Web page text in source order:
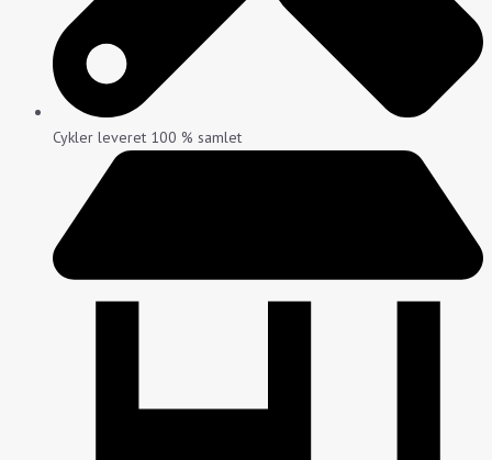
Cykler leveret 100 % samlet